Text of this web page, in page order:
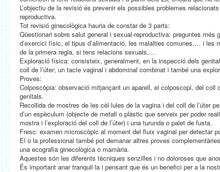
L’objectiu de la revisió és prevenir els possibles problemes
reproductiva.
Tot revisió ginecològica hauria de constar de 3 parts:
Qüestionari sobre salut general i sexual-reproductiva: preguntes més
d’exercici físic, el tipus d’alimentació, les malalties comunes,… i les
de la primera regla, si tens relacions sexuals,…
Exploració física: consisteix, generalment, en la inspecció dels
coll de l’úter; un tacte vaginal i abdominal combinat i també una
Proves:
Colposcòpia: observació mitjançant un aparell, el colposcopi, del coll
genitals.
Recollida de mostres de les cèl·lules de la vagina i del coll de l’úter
d’un espèculum (objecte de metall o plàstic que serveix per poder
mostra i l’exploració del coll de l’úter) i una turunda o palet de fusta.
Fresc: examen microscòpic al moment del fluix vaginal per detectar
El o la professional també pot demanar altres proves
una ecografia ginecològica o mamària.
Aquestes són les diferents tècniques senzilles i no doloroses que
És important anar tranquil·la i pensant que és un benefici per a la